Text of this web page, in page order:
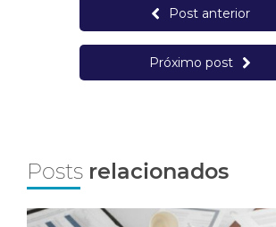
Post anterior
Próximo post
Posts relacionados